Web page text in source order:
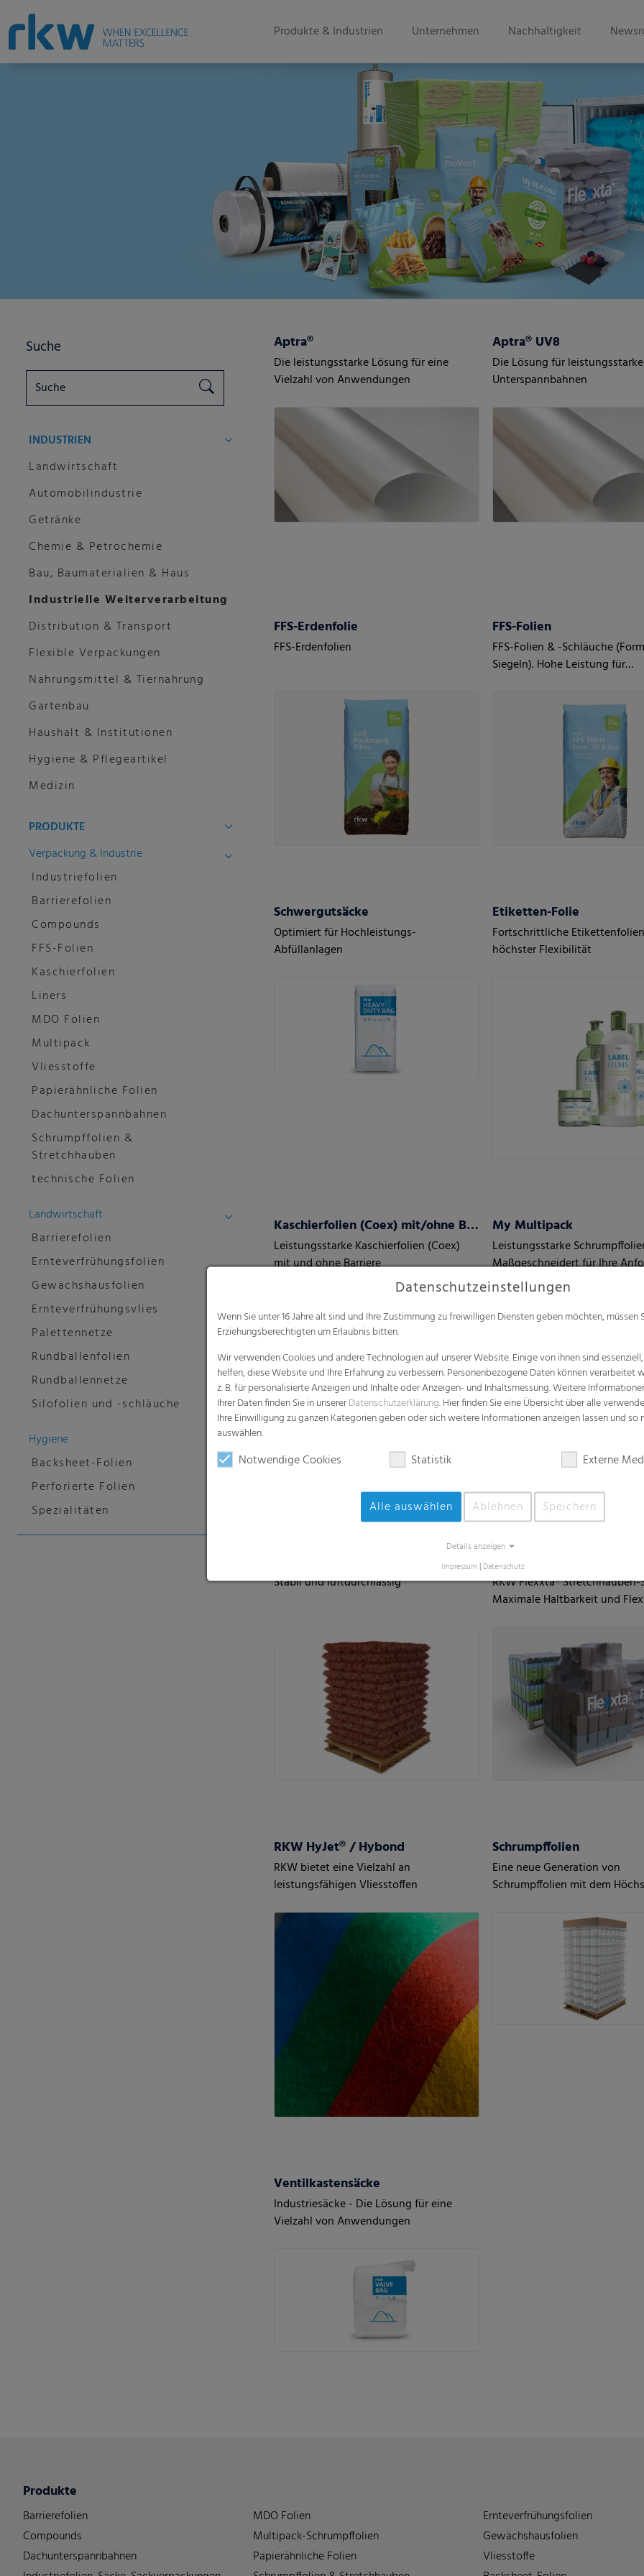
Produkte & Industrien Unternehmen Nachhaltigkeit
Aptra®
Die leistungsstarke Lösung für eine
Vielzahl von Anwendungen
Aptra® UV8
Die Lösung für leistungsstarke
Unterspannbahnen
FFS-Erdenfolie
FFS-Erdenfolien
FFS-Folien
FFS-Folien & -Schläuche
Siegeln). Hohe Leistung für
Schwergutsäcke
Optimiert für Hochleistungs-
Abfüllanlagen
Etiketten-Folie
Fortschrittliche
höchster Flexibilität
Kaschierfolien (Coex) mit/ohne Barriere
Leistungsstarke Kaschierfolien (Coex)
mit und ohne Barriere
My Multipack
Leistungsstarke
Maßgeschneidert für Ihre
Stabil und luftdurchlässig
RKW Flexxta®
RKW Flexxta® Stretchhauben-
Maximale Haltbarkeit und
RKW HyJet® / Hybond
RKW bietet eine Vielzahl an
leistungsfähigen Vliesstoffen
Schrumpffolien
Eine neue Generation von
Schrumpffolien mit dem
Ventilkastensäcke
Industriesäcke - Die Lösung für eine
Vielzahl von Anwendungen
Suche
INDUSTRIEN
Landwirtschaft
Automobilindustrie
Getränke
Chemie & Petrochemie
Bau, Baumaterialien & Haus
Industrielle Weiterverarbeitung
Distribution & Transport
Flexible Verpackungen
Nahrungsmittel & Tiernahrung
Gartenbau
Haushalt & Institutionen
Hygiene & Pflegeartikel
Medizin
PRODUKTE
Verpackung & Industrie
Industriefolien
Barrierefolien
Compounds
FFS-Folien
Kaschierfolien
Liners
MDO Folien
Multipack
Vliesstoffe
Papierähnliche Folien
Dachunterspannbahnen
Schrumpffolien &
Stretchhauben
technische Folien
Landwirtschaft
Barrierefolien
Ernteverfrühungsfolien
Gewächshausfolien
Ernteverfrühungsvlies
Palettennetze
Rundballenfolien
Rundballennetze
Silofolien und -schläuche
Hygiene
Backsheet-Folien
Perforierte Folien
Spezialitäten
Datenschutzeinstellungen
Wenn Sie unter 16 Jahre alt sind und Ihre Zustimmung zu freiwilligen Diensten geben möchten, müssen
Erziehungsberechtigten um Erlaubnis bitten.
Wir verwenden Cookies und andere Technologien auf unserer Website. Einige von ihnen sind
helfen, diese Website und Ihre Erfahrung zu verbessern. Personenbezogene Daten können verarbeitet
z. B. für personalisierte Anzeigen und Inhalte oder Anzeigen- und Inhaltsmessung. Weitere
Ihrer Daten finden Sie in unsererDatenschutzerklärung. Hier finden Sie eine Übersicht über alle
Ihre Einwilligung zu ganzen Kategorien geben oder sich weitere Informationen anzeigen lassen und so
auswählen.
Notwendige Cookies Statistik Externe
Alle auswählen Ablehnen Speichern
Details anzeigen
Impressum | Datenschutz
Produkte
Barrierefolien
Compounds
Dachunterspannbahnen
MDO Folien
Multipack-Schrumpffolien
Papierähnliche Folien
Ernteverfrühungsfolien
Gewächshausfolien
Vliesstoffe